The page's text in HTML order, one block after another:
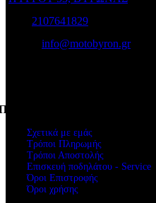
2107641829
info@motobyron.gr
Σχετικά με εμάς
Τρόποι Πληρωμής
Τρόποι Αποστολής
Επισκευή ποδηλάτου - Service
Όροι Επιστροφής
Όροι χρήσης